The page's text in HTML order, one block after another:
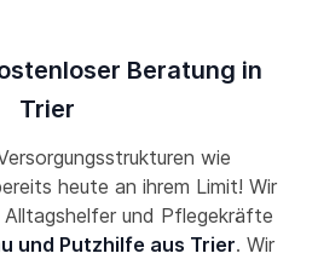
Beratung in
Trier
wie
heute an ihrem Limit! Wir
und Pflegekräfte
und Putzhilfe aus Trier. Wir